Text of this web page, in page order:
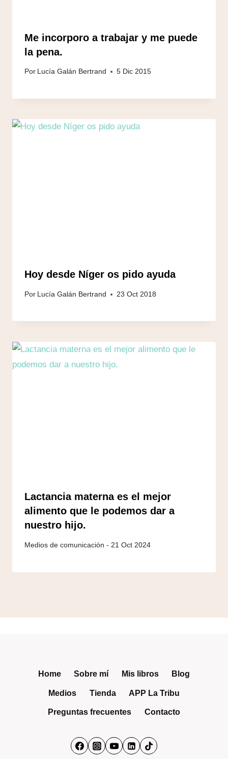
Me incorporo a trabajar y me puede
la pena.
Por Lucía Galán Bertrand 5 Dic 2015
Hoy desde Níger os pido ayuda
Por Lucía Galán Bertrand 23 Oct 2018
Lactancia materna es el mejor
alimento que le podemos dar a
nuestro hijo.
21 Oct 2024
Home Sobre mí Mis libros Blog
Medios Tienda APP La Tribu
Preguntas frecuentes Contacto